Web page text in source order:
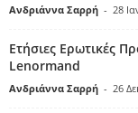
Ανδριάννα Σαρρή - 28
Ετήσιες Ερωτικές
Lenormand
Ανδριάννα Σαρρή - 26